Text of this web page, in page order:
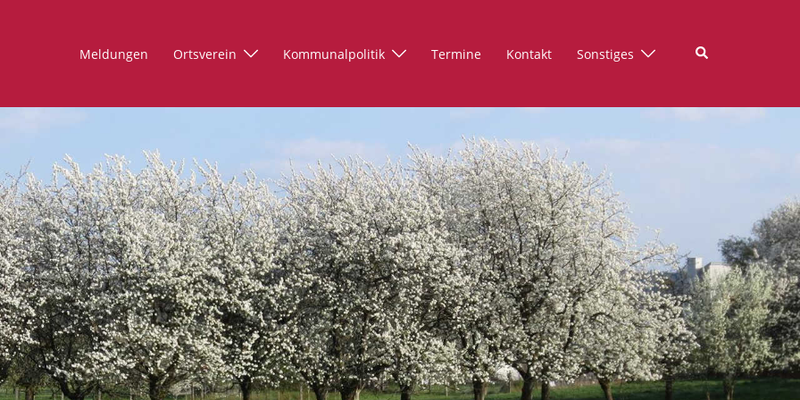
Meldungen Ortsverein Kommunalpolitik Termine Kontakt Sonstiges Suche